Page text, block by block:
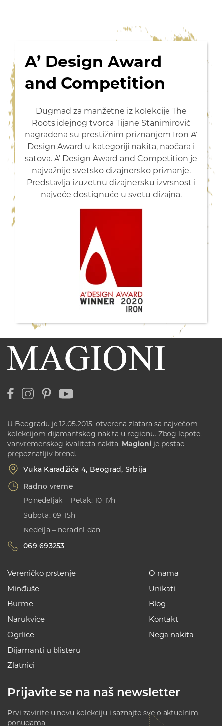
A’ Design Award
and Competition
Dugmad za manžetne iz kolekcije The
Roots idejnog tvorca Tijane Stanimirović
nagrađena su prestižnim priznanjem Iron A’
Design Award u kategoriji nakita, naočara i
satova. A’ Design Award and Competition je
najvažnije svetsko dizajnersko priznanje.
Predstavlja izuzetnu dizajnersku izvrsnost i
najveće dostignuće u svetu dizajna.
U Beogradu je 12.05.2015. otvorena zlatara sa najvećom
kolekcijom dijamantskog nakita u regionu. Zbog lepote,
vanvremenskog kvaliteta nakita, Magioni je postao
prepoznatljiv brend.
Vuka Karadžića 4, Beograd, Srbija
Radno vreme
Ponedeljak – Petak: 10-17h
Subota: 09-15h
Nedelja – neradni dan
069 693253
Vereničko prstenje
Minđuše
Burme
Narukvice
Ogrlice
Dijamanti u blisteru
Zlatnici
O nama
Unikati
Blog
Kontakt
Nega nakita
Prijavite se na naš newsletter
Prvi zavirite u novu kolekciju i saznajte sve o aktuelnim
ponudama